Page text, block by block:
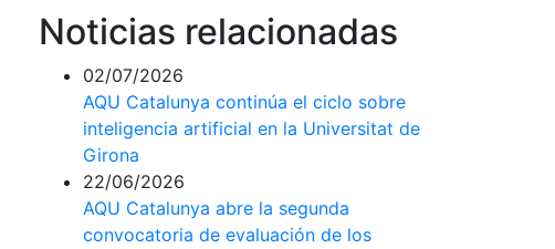
Noticias relacionadas
02/07/2026
AQU Catalunya continúa el ciclo sobre
inteligencia artificial en la Universitat de
Girona
22/06/2026
AQU Catalunya abre la segunda
convocatoria de evaluación de los